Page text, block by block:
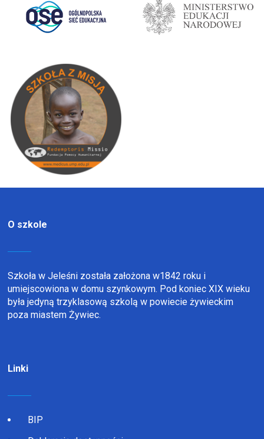
O szkole
Szkoła w Jeleśni została założona w1842 roku i
umiejscowiona w domu szynkowym. Pod koniec XIX wieku
była jedyną trzyklasową szkolą w powiecie żywieckim
poza miastem Żywiec.
Linki
BIP